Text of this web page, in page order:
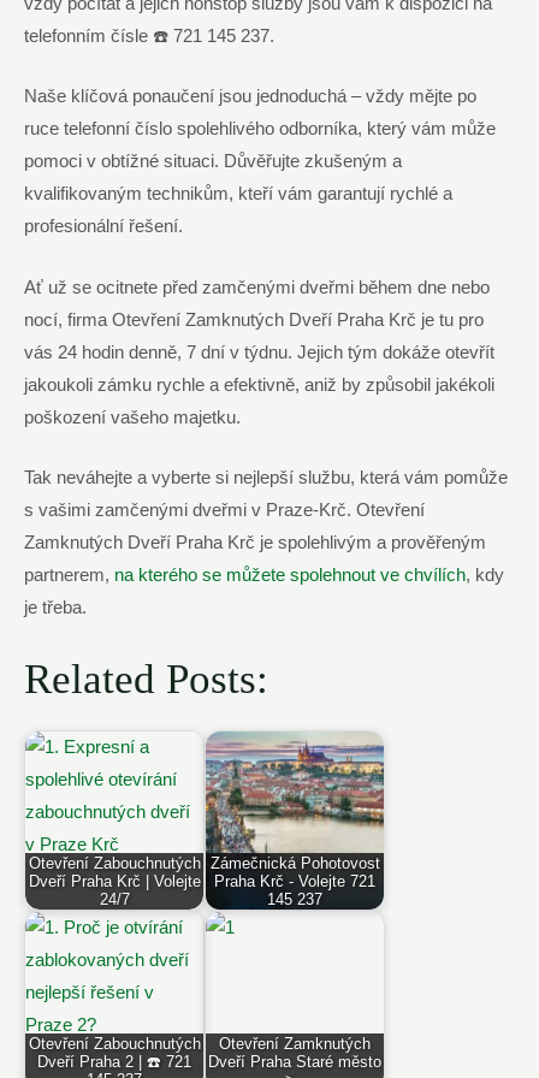
telefonním čísle ☎️ 721 145 237.
Naše klíčová ponaučení jsou jednoduchá – vždy mějte po
ruce telefonní číslo spolehlivého odborníka, který vám může
pomoci v obtížné situaci. Důvěřujte zkušeným a
kvalifikovaným technikům, kteří vám garantují rychlé a
profesionální řešení.
Ať už se ocitnete před zamčenými dveřmi během dne nebo
nocí, firma Otevření Zamknutých Dveří Praha Krč je tu pro
vás 24 hodin denně, 7 dní v týdnu. Jejich tým dokáže otevřít
jakoukoli zámku rychle a efektivně, aniž by způsobil jakékoli
poškození vašeho majetku.
Tak neváhejte a vyberte si nejlepší službu, která vám pomůže
s vašimi zamčenými dveřmi v Praze-Krč. Otevření
Zamknutých Dveří Praha Krč je spolehlivým a prověřeným
partnerem, na kterého se můžete spolehnout ve chvílích, kdy
je třeba.
Related Posts:
Otevření Zabouchnutých
Dveří Praha Krč | Volejte
24/7
Zámečnická Pohotovost
Praha Krč - Volejte 721
145 237
Otevření Zabouchnutých
Dveří Praha 2 | ☎️ 721
Otevření Zamknutých
Dveří Praha Staré město